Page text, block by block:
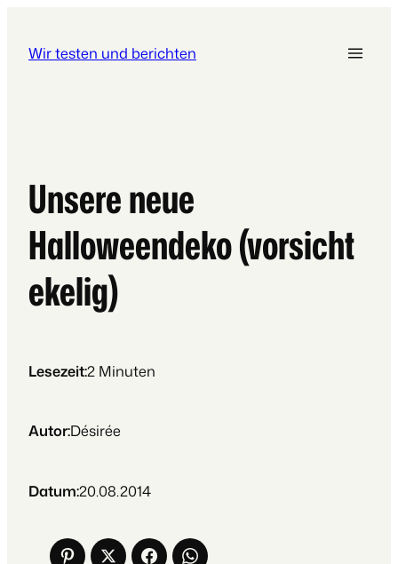
Wir testen und berichten
Unsere neue
Halloweendeko (vorsicht
ekelig)
Lesezeit:2 Minuten
Autor:Désirée
Datum:20.08.2014